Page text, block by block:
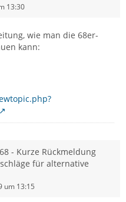
13:30
wie man die 68er-
kann:
- Kurze Rückmeldung
für alternative
um 13:15